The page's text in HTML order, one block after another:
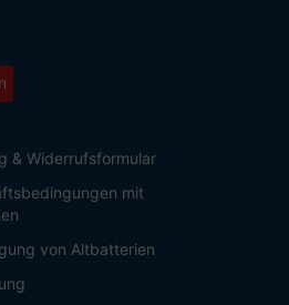
& Widerrufsformular
mit
von Altbatterien